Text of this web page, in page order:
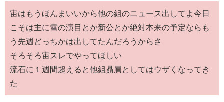
宙はもうほんまいいから他の組のニュース出してよ今日
こそは主に雪の演目とか新公とか絶対本来の予定ならも
う先週どっちかは出してたんだろうからさ
そろそろ宙スレでやってほしい
流石に１週間超えると他組贔屓としてはウザくなってき
た